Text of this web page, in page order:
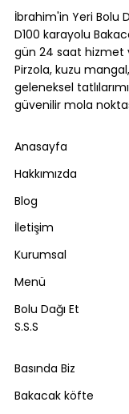
İbrahim'in Yeri Bolu
D100 karayolu
gün 24 saat hizmet
Pirzola, kuzu
geleneksel
güvenilir mola
Anasayfa
Hakkımızda
Blog
İletişim
Kurumsal
Menü
Bolu Dağı Et
S.S.S
Basında Biz
Bakacak köfte